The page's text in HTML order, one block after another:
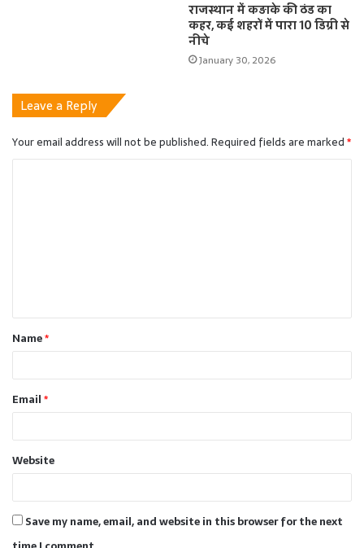
राजस्थान में कड़ाके की ठंड का
कहर, कई शहरों में पारा 10 डिग्री से
नीचे
January 30, 2026
Leave a Reply
Your email address will not be published.Required fields are marked*
t
*Name*
Email*
Website
Save my name, email, and website in this browser for the next